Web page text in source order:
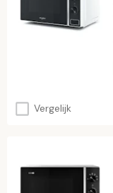
Vergelijk